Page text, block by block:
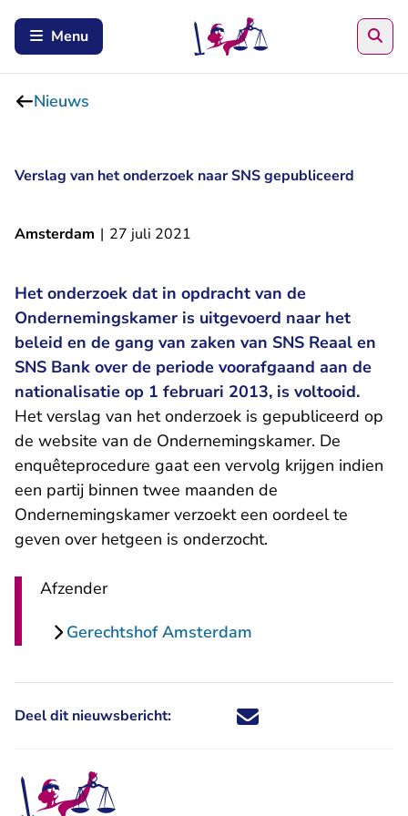
Menu
Nieuws
Verslag van het onderzoek naar SNS gepubliceerd
Amsterdam | 27 juli 2021
Het onderzoek dat in opdracht van de
Ondernemingskamer is uitgevoerd naar het
beleid en de gang van zaken van SNS Reaal en
SNS Bank over de periode voorafgaand aan de
nationalisatie op 1 februari 2013, is voltooid.
Het verslag van het onderzoek is gepubliceerd op
de website van de Ondernemingskamer. De
enquêteprocedure gaat een vervolg krijgen indien
een partij binnen twee maanden de
Ondernemingskamer verzoekt een oordeel te
geven over hetgeen is onderzocht.
Afzender
Gerechtshof Amsterdam
Deel dit nieuwsbericht: Deel dit nieuwsbericht via X -
Deel dit nieuwsbericht via
Deel dit nieuwsbericht
Deel dit